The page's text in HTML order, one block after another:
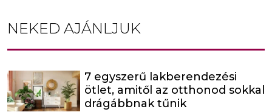
NEKED AJÁNLJUK
7 egyszerű lakberendezési
ötlet, amitől az otthonod sokkal
drágábbnak tűnik